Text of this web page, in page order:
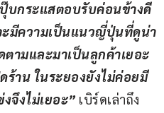
บกระแสตอบรับค่อนข้างดี
ะมีความเป็นแนวญี่ปุ่นที่ดูน่า
ามและมาเป็นลูกค้าเยอะ
าน ในระยองยังไม่ค่อยมี
จึงไม่เยอะ” เบิร์ดเล่าถึง